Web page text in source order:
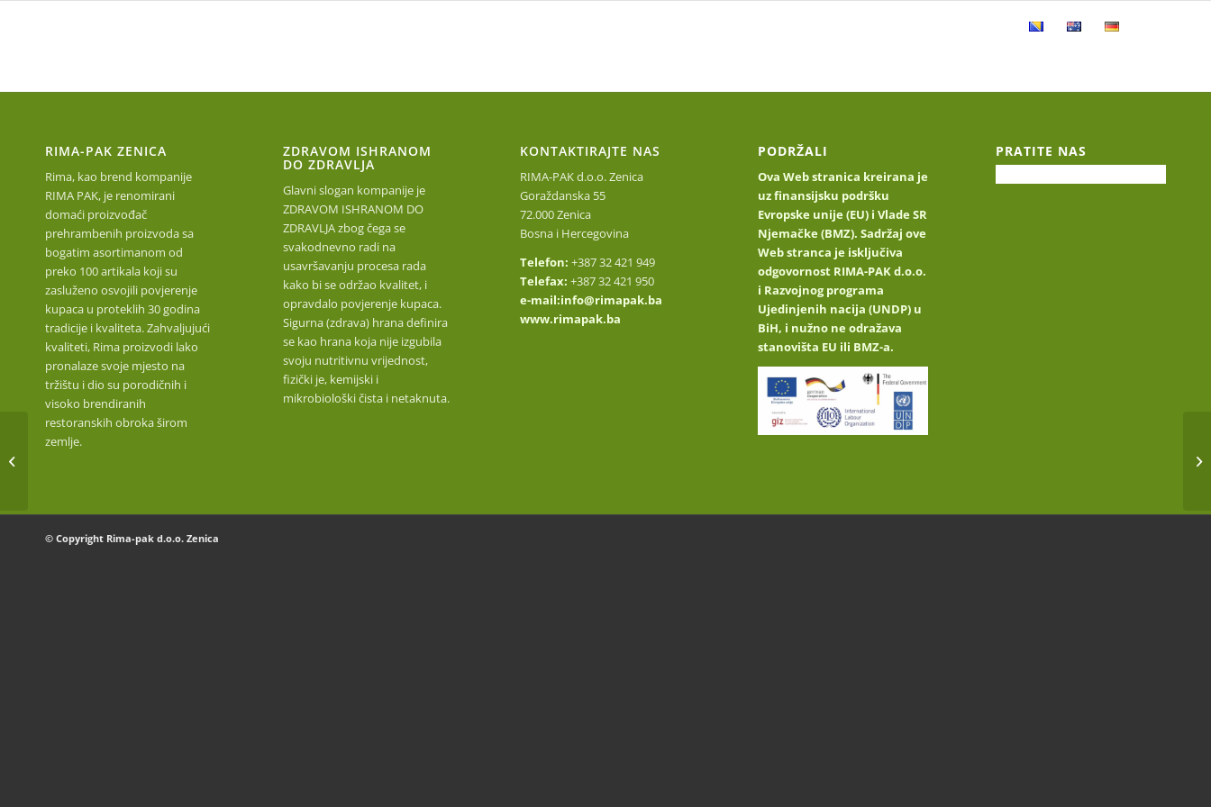
RIMA-PAK ZENICA
Rima, kao brend kompanije
RIMA PAK, je renomirani
domaći proizvođač
prehrambenih proizvoda sa
bogatim asortimanom od
preko 100 artikala koji su
zasluženo osvojili povjerenje
kupaca u proteklih 30 godina
tradicije i kvaliteta. Zahvaljujući
kvaliteti, Rima proizvodi lako
pronalaze svoje mjesto na
tržištu i dio su porodičnih i
visoko brendiranih
restoranskih obroka širom
zemlje.
ZDRAVOM ISHRANOM
DO ZDRAVLJA
Glavni slogan kompanije je
ZDRAVOM ISHRANOM DO
ZDRAVLJA zbog čega se
svakodnevno radi na
usavršavanju procesa rada
kako bi se održao kvalitet, i
opravdalo povjerenje kupaca.
Sigurna (zdrava) hrana definira
se kao hrana koja nije izgubila
svoju nutritivnu vrijednost,
fizički je, kemijski i
mikrobiološki čista i netaknuta.
KONTAKTIRAJTE NAS
RIMA-PAK d.o.o. Zenica
Goraždanska 55
72.000 Zenica
Bosna i Hercegovina
Telefon:+387 32 421 949
Telefax:+387 32 421 950
e-mail:info@rimapak.ba
www.rimapak.ba
PODRŽALI
Ova Web stranica kreirana je
uz finansijsku podršku
Evropske unije (EU) i Vlade SR
Njemačke (BMZ). Sadržaj ove
Web stranca je isključiva
odgovornost RIMA-PAK d.o.o.
i Razvojnog programa
Ujedinjenih nacija (UNDP) u
BiH, i nužno ne odražava
stanovišta EU ili BMZ-a.
PRATITE NAS
© Copyright Rima-pak d.o.o. Zenica